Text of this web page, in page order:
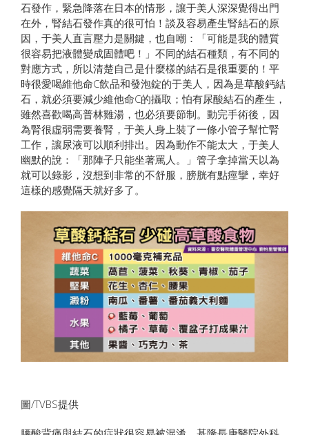
石發作，緊急降落在日本的情形，讓于美人深深覺得出門
在外，腎結石發作真的很可怕！談及容易產生腎結石的原
因，于美人直言壓力是關鍵，也自嘲：「可能是我的體質
很容易把液體變成固體吧！」不同的結石種類，有不同的
對應方式，所以清楚自己是什麼樣的結石是很重要的！平
時很愛喝維他命C飲品和發泡錠的于美人，因為是草酸鈣結
石，就必須要減少維他命C的攝取；怕有尿酸結石的產生，
雖然喜歡喝高普林雞湯，也必須要節制。動完手術後，因
為腎很虛弱需要養腎，于美人身上裝了一條小管子幫忙腎
工作，讓尿液可以順利排出。因為動作不能太大，于美人
幽默的說：「那陣子只能坐著罵人。」管子拿掉當天以為
就可以錄影，沒想到非常的不舒服，膀胱有點痙攣，幸好
這樣的感覺隔天就好多了。
圖/TVBS提供